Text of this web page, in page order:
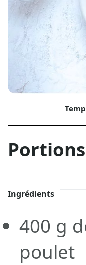
Ingrédients
400 g
poulet